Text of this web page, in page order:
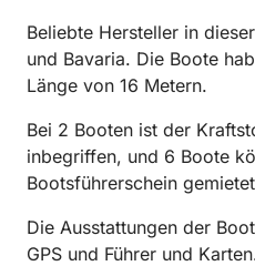
Beliebte Hersteller in
und Bavaria. Die Boote
Länge von 16 Metern.
Bei 2 Booten ist der
inbegriffen, und 6 Boote
Bootsführerschein
Die Ausstattungen der
GPS und Führer und